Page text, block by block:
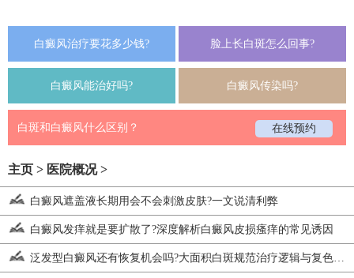
白癜风治疗要花多少钱? 脸上长白斑怎么回事?
白癜风能治好吗? 白癜风传染吗?
白斑和白癜风什么区别？ 在线预约
主页 > 医院概况>
白癜风遮盖液长期用会不会刺激皮肤?一文说清利弊
白癜风发痒就是要扩散了?深度解析白癜风皮损瘙痒的常见诱因
泛发型白癜风还有恢复机会吗?大面积白斑规范治疗逻辑与复色思路